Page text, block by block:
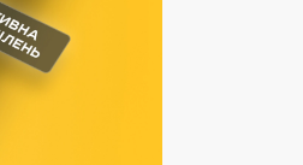
Маркет»